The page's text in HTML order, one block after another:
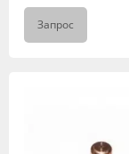
Запрос